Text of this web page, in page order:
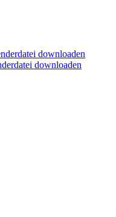
downloaden
downloaden